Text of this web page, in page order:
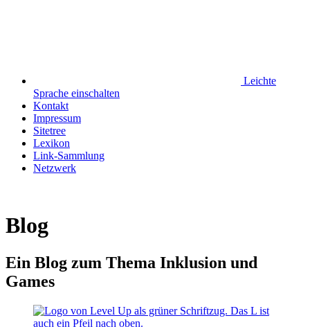
Leichte
Sprache einschalten
Kontakt
Impressum
Sitetree
Lexikon
Link-Sammlung
Netzwerk
Blog
Ein Blog zum Thema Inklusion und
Games